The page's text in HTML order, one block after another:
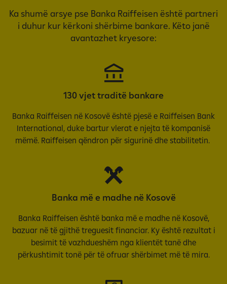
Ka shumë arsye pse Banka Raiffeisen është partneri
i duhur kur kërkoni shërbime bankare. Këto janë
avantazhet kryesore:
130 vjet traditë bankare
Banka Raiffeisen në Kosovë është pjesë e Raiffeisen Bank
International, duke bartur vlerat e njejta të kompanisë
mëmë. Raiffeisen qëndron për sigurinë dhe stabilitetin.
Banka më e madhe në Kosovë
Banka Raiffeisen është banka më e madhe në Kosovë,
bazuar në të gjithë treguesit financiar. Ky është rezultat i
besimit të vazhdueshëm nga klientët tanë dhe
përkushtimit tonë për të ofruar shërbimet më të mira.